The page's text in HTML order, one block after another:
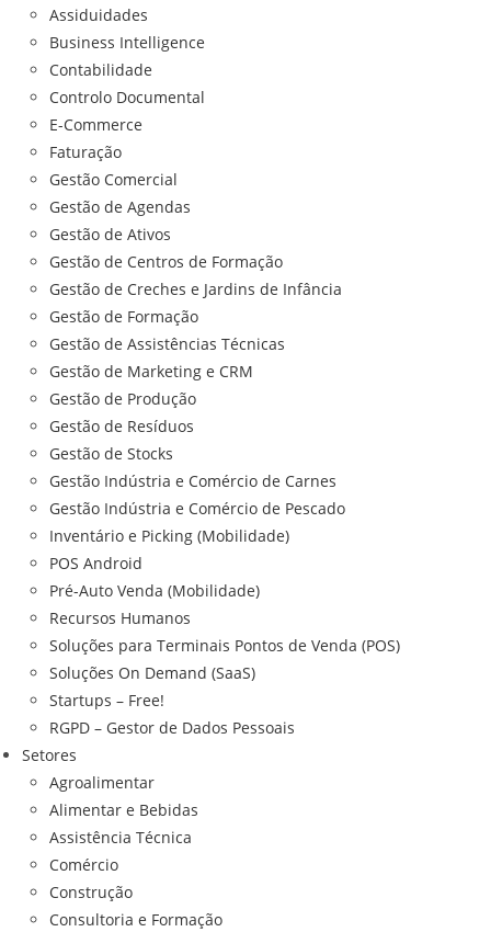
Assiduidades
Business Intelligence
Contabilidade
Controlo Documental
E-Commerce
Faturação
Gestão Comercial
Gestão de Agendas
Gestão de Ativos
Gestão de Centros de Formação
Gestão de Creches e Jardins de Infância
Gestão de Formação
Gestão de Assistências Técnicas
Gestão de Marketing e CRM
Gestão de Produção
Gestão de Resíduos
Gestão de Stocks
Gestão Indústria e Comércio de Carnes
Gestão Indústria e Comércio de Pescado
Inventário e Picking (Mobilidade)
POS Android
Pré-Auto Venda (Mobilidade)
Recursos Humanos
Soluções para Terminais Pontos de Venda (POS)
Soluções On Demand (SaaS)
Startups – Free!
RGPD – Gestor de Dados Pessoais
Setores
Agroalimentar
Alimentar e Bebidas
Assistência Técnica
Comércio
Construção
Consultoria e Formação